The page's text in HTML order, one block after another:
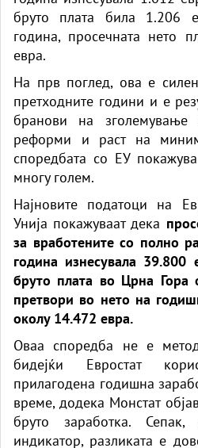
бруто плата била 1.206
година, просечната нето
евра.
На прв поглед, ова е
претходните години и е
бранови на зголемување
реформи и раст на
споредбата со ЕУ
многу голем.
Најновите податоци на
Унија покажуваат дека
за вработените со полно
година изнесувала 39.800
бруто плата во Црна
претвори во нето на
околу 14.472 евра.
Оваа споредба не е
бидејќи Евростат
прилагодена годишна
време, додека Монстат
бруто заработка. Сепак,
индикатор, разликата е